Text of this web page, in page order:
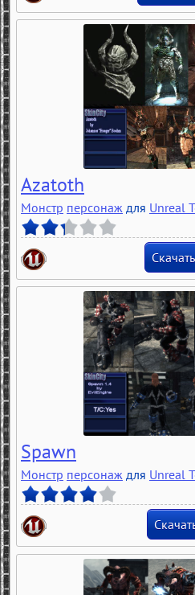
Azatoth
Монстр персонаж для Unreal
Spawn
Монстр персонаж для Unreal